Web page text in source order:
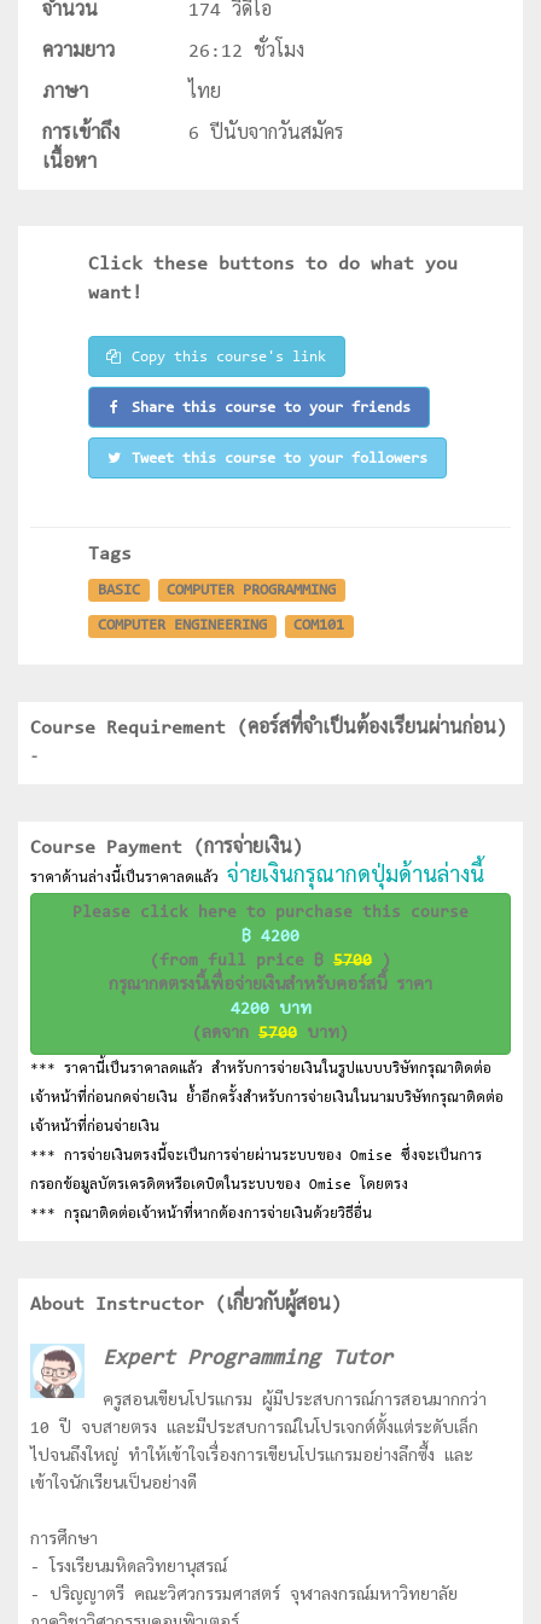
จำนวน 174 วีดีโอ
ความยาว 26:12 ชั่วโมง
ภาษา ไทย
การเข้าถึง
เนื้อหา
6 ปีนับจากวันสมัคร
Click these buttons to do what you
want!
Copy this course's link
Share this course to your friends
Tweet this course to your followers
Tags
BASIC COMPUTER PROGRAMMING
COMPUTER ENGINEERING COM101
Course Requirement (คอร์สที่จำเป็นต้องเรียนผ่านก่อน)
-
Course Payment (การจ่ายเงิน)
ราคาด้านล่างนี้เป็นราคาลดแล้ว จ่ายเงินกรุณากดปุ่มด้านล่างนี้
Please click here to purchase this course
฿ 4200
(from full price ฿ 5700 )
กรุณากดตรงนี้เพื่อจ่ายเงินสำหรับคอร์สนี้ ราคา
4200 บาท
(ลดจาก 5700 บาท)
*** ราคานี้เป็นราคาลดแล้ว สำหรับการจ่ายเงินในรูปแบบบริษัทกรุณาติดต่อ
เจ้าหน้าที่ก่อนกดจ่ายเงิน ย้ำอีกครั้งสำหรับการจ่ายเงินในนามบริษัทกรุณาติดต่อ
เจ้าหน้าที่ก่อนจ่ายเงิน
*** การจ่ายเงินตรงนี้จะเป็นการจ่ายผ่านระบบของ Omise ซึ่งจะเป็นการ
กรอกข้อมูลบัตรเครดิตหรือเดบิตในระบบของ Omise โดยตรง
*** กรุณาติดต่อเจ้าหน้าที่หากต้องการจ่ายเงินด้วยวิธีอื่น
About Instructor (เกี่ยวกับผู้สอน)
Expert Programming Tutor
ครูสอนเขียนโปรแกรม ผู้มีประสบการณ์การสอนมากกว่า
10 ปี จบสายตรง และมีประสบการณ์ในโปรเจกต์ตั้งแต่ระดับเล็ก
ไปจนถึงใหญ่ ทำให้เข้าใจเรื่องการเขียนโปรแกรมอย่างลึกซื้ง และ
เข้าใจนักเรียนเป็นอย่างดี
การศึกษา
- โรงเรียนมหิดลวิทยานุสรณ์
- ปริญญาตรี คณะวิศวกรรมศาสตร์ จุฬาลงกรณ์มหาวิทยาลัย